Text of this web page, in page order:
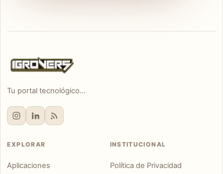
Tu portal tecnológico...
EXPLORAR
Aplicaciones
INSTITUCIONAL
Política de Privacidad